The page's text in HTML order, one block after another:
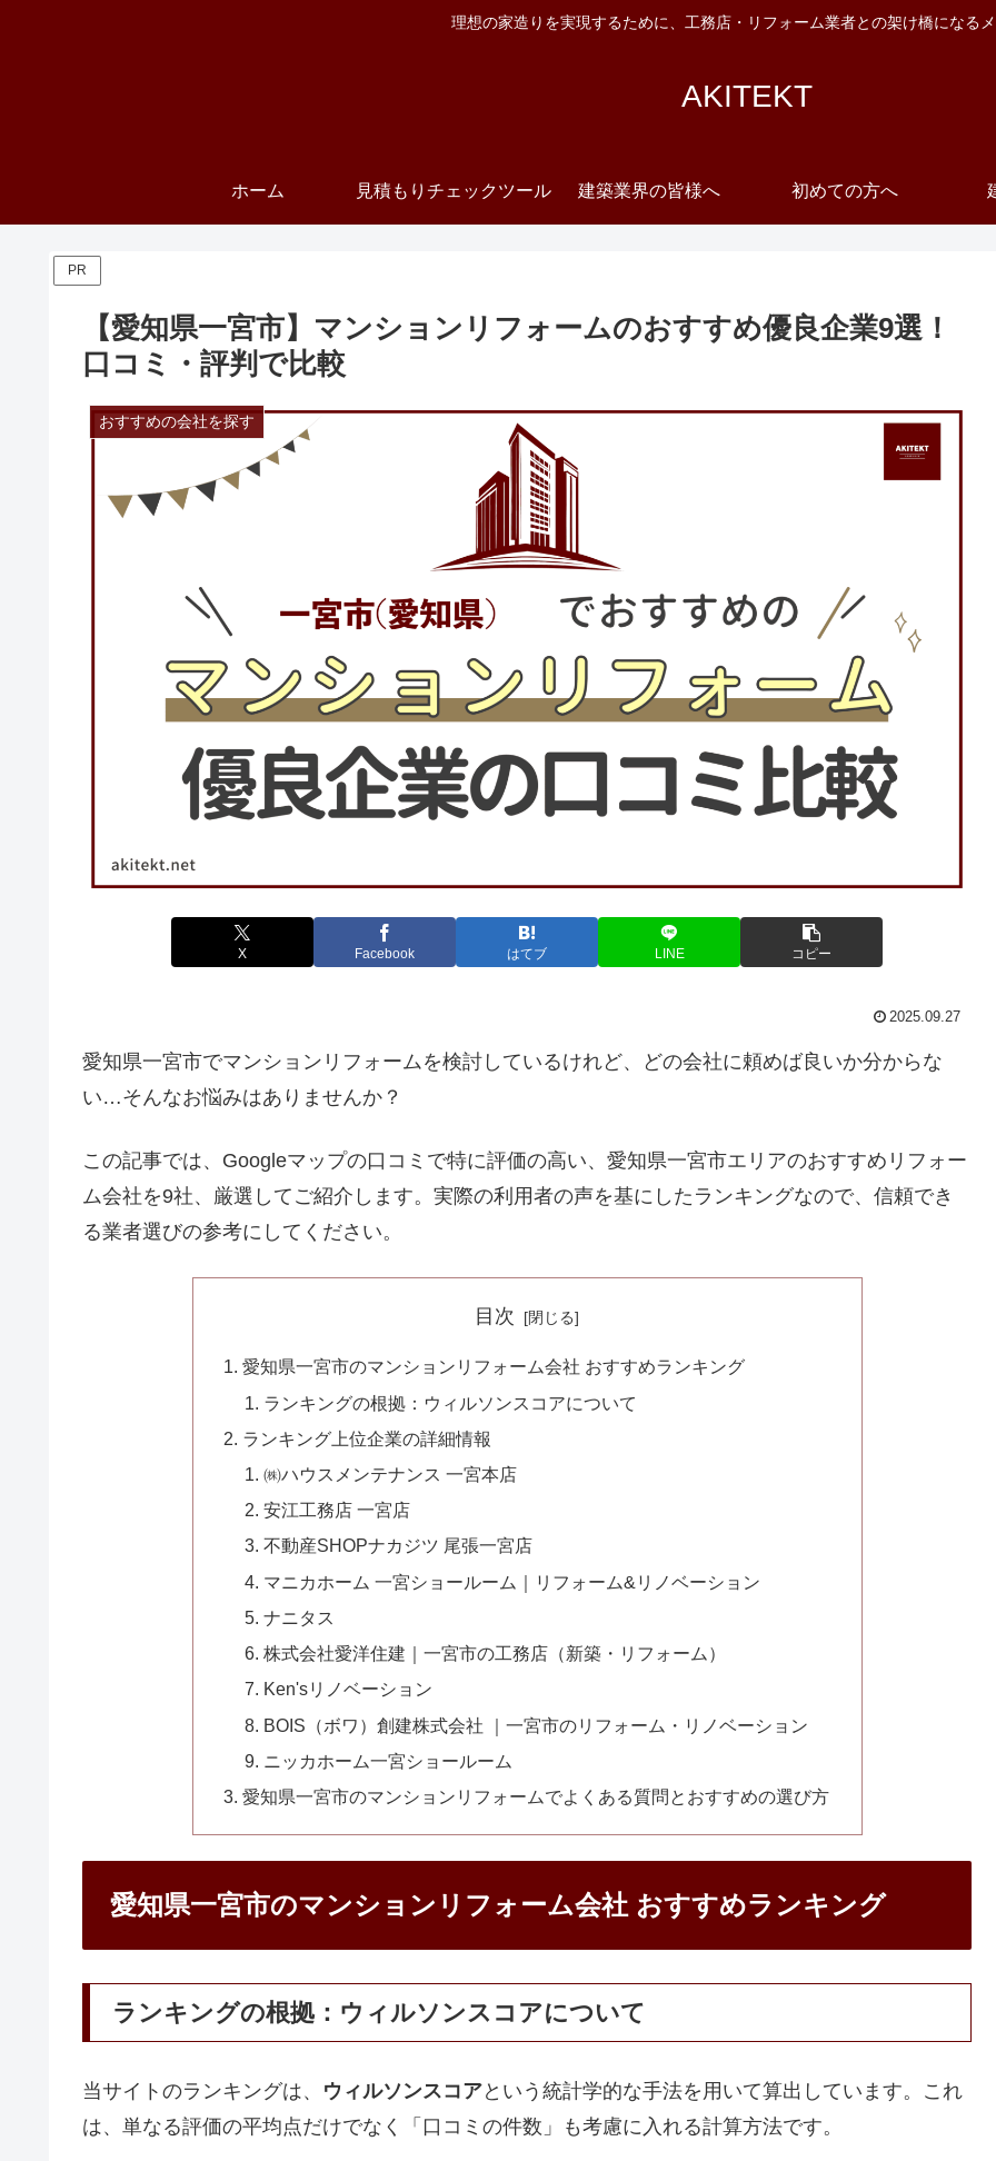
理想の家造りを実現するために、工務店・リフォーム業者との架け橋になる
AKITEKT
ホーム 見積もりチェックツール 建築業界の皆様へ 初めての方へ
PR
【愛知県一宮市】マンションリフォームのおすすめ優良企業9選！
口コミ・評判で比較
おすすめの会社を探す
X Facebook はてブ LINE コピー
2025.09.27
愛知県一宮市でマンションリフォームを検討しているけれど、どの会社に頼めば良いか分からな
い…そんなお悩みはありませんか？
この記事では、Googleマップの口コミで特に評価の高い、愛知県一宮市エリアのおすすめリフォー
ム会社を9社、厳選してご紹介します。実際の利用者の声を基にしたランキングなので、信頼でき
る業者選びの参考にしてください。
目次
愛知県一宮市のマンションリフォーム会社 おすすめランキング
ランキングの根拠：ウィルソンスコアについて
ランキング上位企業の詳細情報
㈱ハウスメンテナンス 一宮本店
安江工務店 一宮店
不動産SHOPナカジツ 尾張一宮店
マニカホーム 一宮ショールーム｜リフォーム&リノベーション
ナニタス
株式会社愛洋住建｜一宮市の工務店（新築・リフォーム）
Ken'sリノベーション
BOIS（ボワ）創建株式会社 ｜一宮市のリフォーム・リノベーション
ニッカホーム一宮ショールーム
愛知県一宮市のマンションリフォームでよくある質問とおすすめの選び方
愛知県一宮市のマンションリフォーム会社 おすすめランキング
ランキングの根拠：ウィルソンスコアについて
当サイトのランキングは、 ウィルソンスコアという統計学的な手法を用いて算出しています。これ
は、単なる評価の平均点だけでなく「口コミの件数」も考慮に入れる計算方法です。